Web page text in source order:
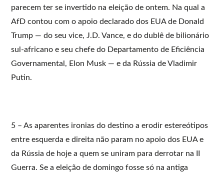
parecem ter se invertido na eleição de ontem. Na qual a
AfD contou com o apoio declarado dos EUA de Donald
Trump — do seu vice, J.D. Vance, e do dublê de bilionário
sul-africano e seu chefe do Departamento de Eficiência
Governamental, Elon Musk — e da Rússia de Vladimir
Putin.
5 – As aparentes ironias do destino a erodir estereótipos
entre esquerda e direita não param no apoio dos EUA e
da Rússia de hoje a quem se uniram para derrotar na II
Guerra. Se a eleição de domingo fosse só na antiga